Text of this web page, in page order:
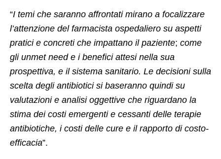
“I temi che saranno affrontati mirano a focalizzare
l’attenzione del farmacista ospedaliero su aspetti
pratici e concreti che impattano il paziente; come
gli unmet need e i benefici attesi nella sua
prospettiva, e il sistema sanitario. Le decisioni sulla
scelta degli antibiotici si baseranno quindi su
valutazioni e analisi oggettive che riguardano la
stima dei costi emergenti e cessanti delle terapie
antibiotiche, i costi delle cure e il rapporto di costo-
efficacia”.